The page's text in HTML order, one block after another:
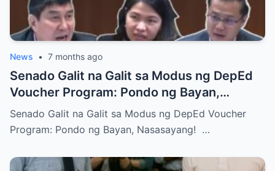
News • 7 months ago
Senado Galit na Galit sa Modus ng DepEd
Voucher Program: Pondo ng Bayan,
Nasasayang!
Senado Galit na Galit sa Modus ng DepEd Voucher
Program: Pondo ng Bayan, Nasasayang! …